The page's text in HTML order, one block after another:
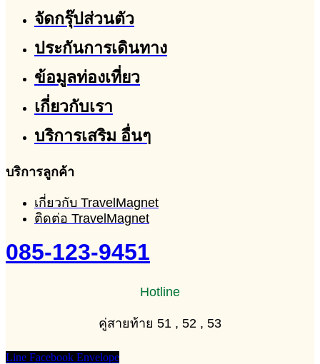
จัดกรุ๊ปส่วนตัว
ประกันการเดินทาง
ข้อมูลท่องเที่ยว
เกี่ยวกับเรา
บริการเสริม อื่นๆ
บริการลูกค้า
เกี่ยวกับ TravelMagnet
ติดต่อ TravelMagnet
085-123-9451
Hotline
คู่สายท้าย 51 , 52 , 53
Line Facebook Envelope